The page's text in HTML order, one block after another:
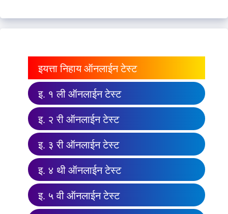
इयत्ता निहाय ऑनलाईन टेस्ट
इ. १ ली ऑनलाईन टेस्ट
इ. २ री ऑनलाईन टेस्ट
इ. ३ री ऑनलाईन टेस्ट
इ. ४ थी ऑनलाईन टेस्ट
इ. ५ वी ऑनलाईन टेस्ट